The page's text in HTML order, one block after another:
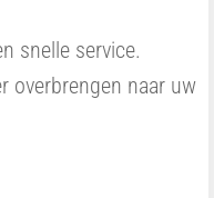
snelle service.
overbrengen naar uw